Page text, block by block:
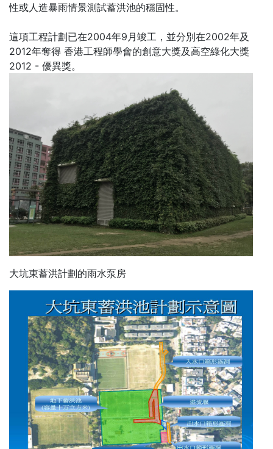
性或人造暴雨情景測試蓄洪池的穩固性。
這項工程計劃已在2004年9月竣工，並分別在2002年及
2012年奪得 香港工程師學會的創意大獎及高空綠化大獎
2012 - 優異獎。
大坑東蓄洪計劃的雨水泵房